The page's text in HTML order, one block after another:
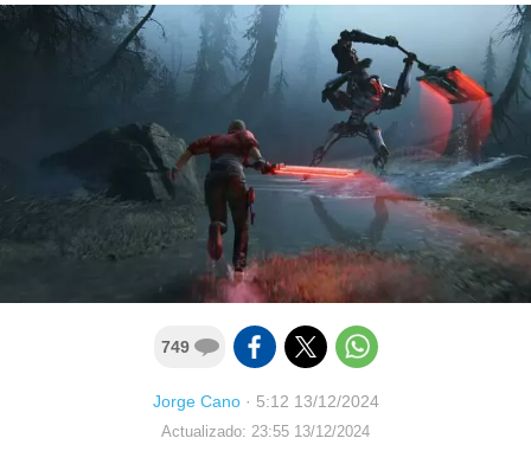
749
Jorge Cano· 5:12 13/12/2024
Actualizado: 23:55 13/12/2024